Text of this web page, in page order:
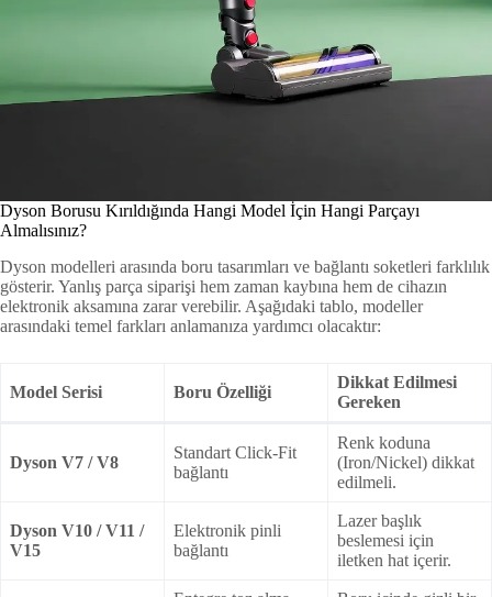
Dyson Borusu Kırıldığında Hangi Model İçin Hangi Parçayı
Almalısınız?
Dyson modelleri arasında boru tasarımları ve bağlantı soketleri farklılık
gösterir. Yanlış parça siparişi hem zaman kaybına hem de cihazın
elektronik aksamına zarar verebilir. Aşağıdaki tablo, modeller
arasındaki temel farkları anlamanıza yardımcı olacaktır:
Model Serisi Boru Özelliği
Dikkat Edilmesi
Gereken
Dyson V7 / V8
Standart Click-Fit
bağlantı
Renk koduna
(Iron/Nickel) dikkat
edilmeli.
Dyson V10 / V11 /
V15
Elektronik pinli
bağlantı
Lazer başlık
beslemesi için
iletken hat içerir.